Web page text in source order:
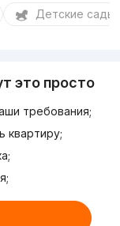
Детские сады
это просто
требования;
квартиру;